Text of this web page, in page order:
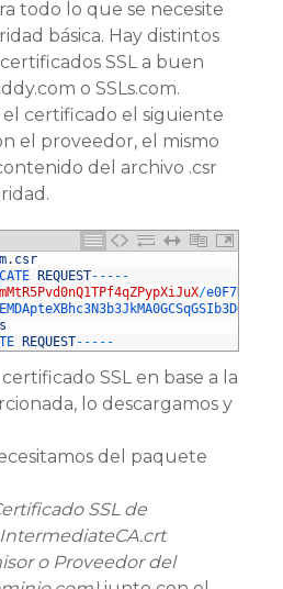
todo lo que se necesite
básica. Hay distintos
SSL a buen
o SSLs.com.
certificado el siguiente
el proveedor, el mismo
del archivo .csr
. csr
REQUEST-- -- -
/
REQUEST-- -- -
SSL en base a la
lo descargamos y
del paquete
SSL de
o Proveedor del